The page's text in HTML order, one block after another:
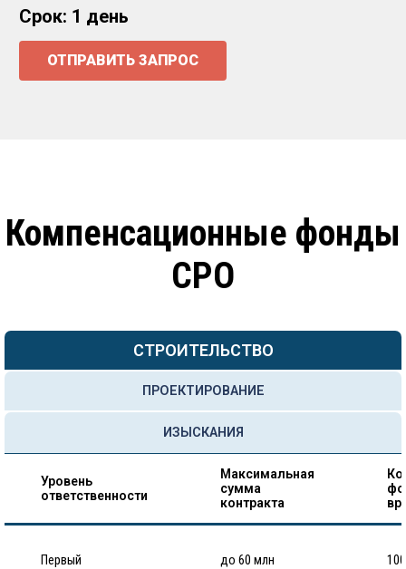
Срок: 1 день
ОТПРАВИТЬ ЗАПРОС
Компенсационные фонды
СРО
СТРОИТЕЛЬСТВО
ПРОЕКТИРОВАНИЕ
ИЗЫСКАНИЯ
Уровень
ответственности
Максимальная
сумма
контракта
Первый до 60 млн